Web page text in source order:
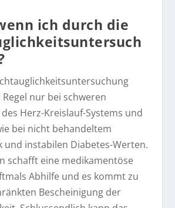
ich durch die
nur bei schweren
Herz-Kreislauf-Systems und
bei nicht behandeltem
und instabilen Diabetes-Werten.
schafft eine medikamentöse
Abhilfe und es kommt zu
Bescheinigung der